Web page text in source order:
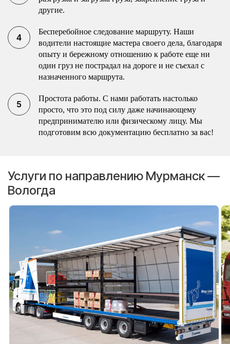
другие.
Бесперебойное следование маршруту. Наши
водители настоящие мастера своего дела, благодаря
опыту и бережному отношению к работе еще ни
один груз не пострадал на дороге и не съехал с
назначенного маршрута.
Простота работы. С нами работать настолько
просто, что это под силу даже начинающему
предпринимателю или физическому лицу. Мы
подготовим всю документацию бесплатно за вас!
Услуги по направлению Мурманск —
Вологда